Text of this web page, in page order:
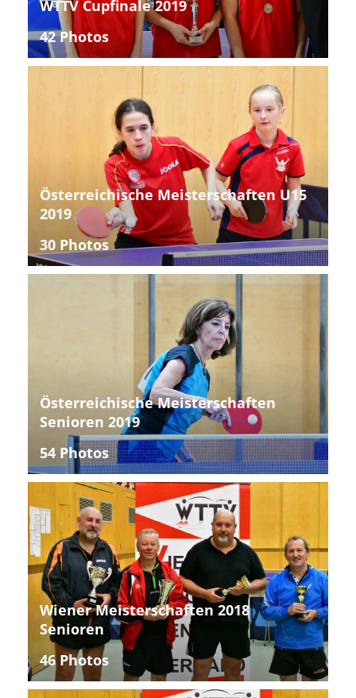
WTTV Cupfinale 2019
42 Photos
Österreichische Meisterschaften U15
2019
30 Photos
Österreichische Meisterschaften
Senioren 2019
54 Photos
Wiener Meisterschaften 2018
Senioren
46 Photos